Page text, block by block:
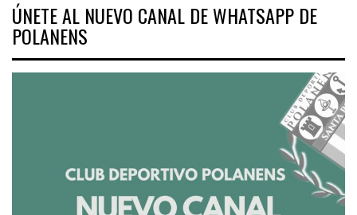
ÚNETE AL NUEVO CANAL DE WHATSAPP DE
POLANENS